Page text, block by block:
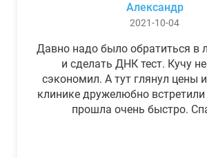
Александр
2021-10-04
Давно надо было обратиться в
и сделать ДНК тест. Кучу
сэкономил. А тут глянул цены
клинике дружелюбно
прошла очень быстро.